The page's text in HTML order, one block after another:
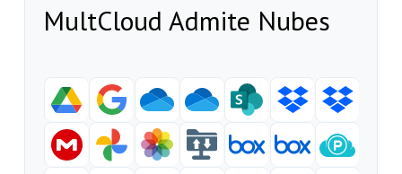
MultCloud Admite Nubes